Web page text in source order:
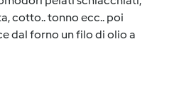
cotto.. tonno ecc.. poi
dal forno un filo di olio a